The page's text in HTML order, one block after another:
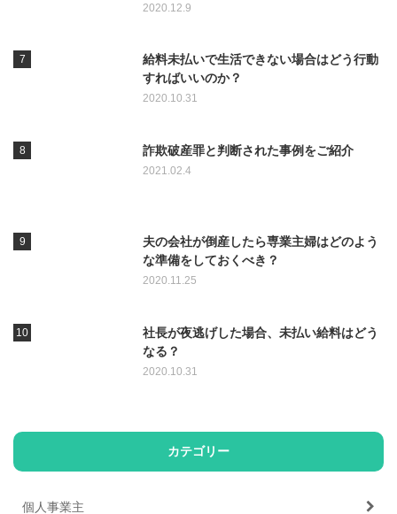
2020.12.9
給料未払いで生活できない場合はどう行動
すればいいのか？
2020.10.31
詐欺破産罪と判断された事例をご紹介
2021.02.4
夫の会社が倒産したら専業主婦はどのよう
な準備をしておくべき？
2020.11.25
社長が夜逃げした場合、未払い給料はどう
なる？
2020.10.31
カテゴリー
個人事業主